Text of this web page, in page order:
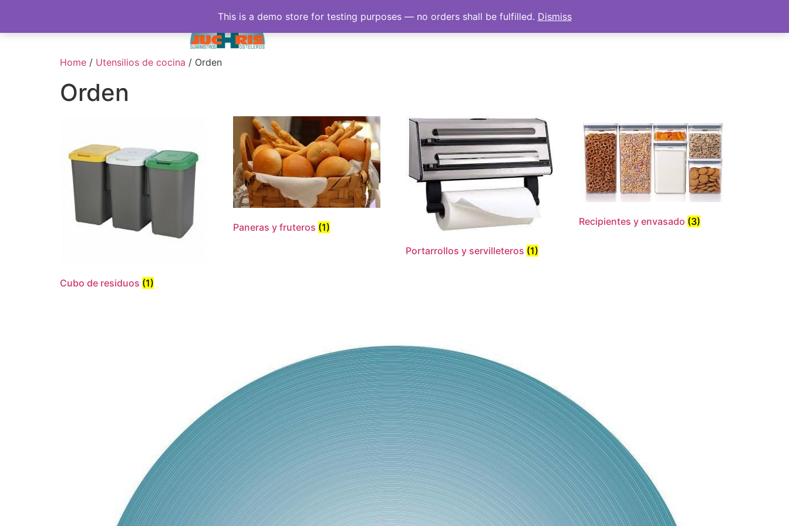
Home / Utensilios de cocina / Orden
Orden
Cubo de residuos (1)
Paneras y fruteros (1)
Portarrollos y servilleteros (1)
Recipientes y envasado (3)
This is a demo store for testing purposes — no orders shall be fulfilled. Dismiss